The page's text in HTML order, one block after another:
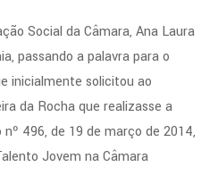
Social da Câmara, Ana Laura
passando a palavra para o
inicialmente solicitou ao
da Rocha que realizasse a
496, de 19 de março de 2014,
Jovem na Câmara